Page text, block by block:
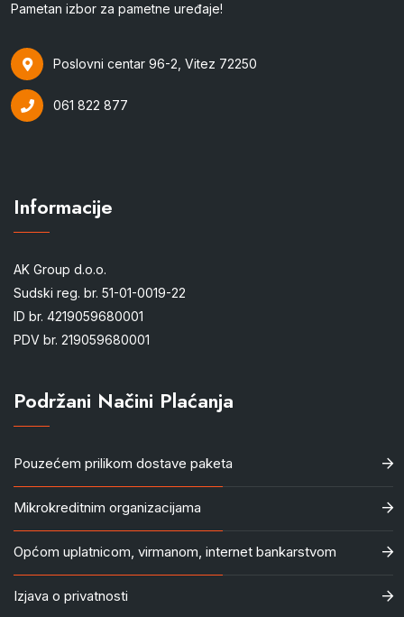
Pametan izbor za pametne uređaje!
Poslovni centar 96-2, Vitez 72250
061 822 877
Informacije
AK Group d.o.o.
Sudski reg. br. 51-01-0019-22
ID br. 4219059680001
PDV br. 219059680001
Podržani Načini Plaćanja
Pouzećem prilikom dostave paketa
Mikrokreditnim organizacijama
Općom uplatnicom, virmanom, internet bankarstvom
Izjava o privatnosti